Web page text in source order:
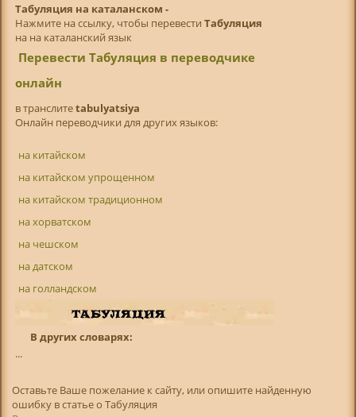
Табуляция на каталанском -
Нажмите на ссылку, чтобы перевести Табуляция
на на каталанский язык
Перевести Табуляция в переводчике
онлайн
в транслитetabulyatsiya
Онлайн переводчики для других языков:
на китайском
на китайском упрощенном
на китайском традиционном
на хорватском
на чешском
на датском
на голландском
В других словарях:
...
Оставьте Ваше пожелание к сайту, или опишите найденную
ошибку в статье о Табуляция